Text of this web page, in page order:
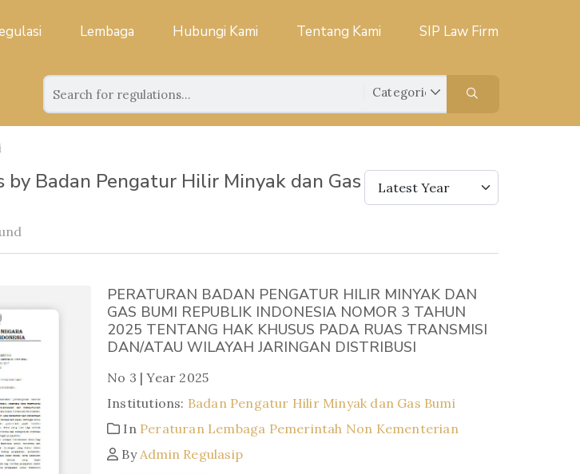
Lembaga Hubungi Kami Tentang Kami SIP Law Firm
by Badan Pengatur Hilir Minyak dan Gas
Latest Year
PERATURAN BADAN PENGATUR HILIR MINYAK DAN
GAS BUMI REPUBLIK INDONESIA NOMOR 3 TAHUN
2025 TENTANG HAK KHUSUS PADA RUAS TRANSMISI
DAN/ATAU WILAYAH JARINGAN DISTRIBUSI
No 3 | Year 2025
Institutions: Badan Pengatur Hilir Minyak dan Gas Bumi
In Peraturan Lembaga Pemerintah Non Kementerian
ByAdmin Regulasip